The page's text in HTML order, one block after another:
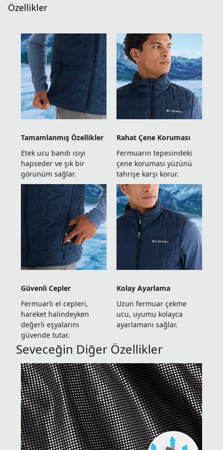
Özellikler
Tamamlanmış Özellikler
Etek ucu bandı ısıyı
hapseder ve şık bir
görünüm sağlar.
Rahat Çene Koruması
Fermuarın tepesindeki
çene koruması yüzünü
tahrişe karşı korur.
Güvenli Cepler
Fermuarlı el cepleri,
hareket halindeyken
değerli eşyalarını
güvende tutar.
Kolay Ayarlama
Uzun fermuar çekme
ucu, uyumu kolayca
ayarlamanı sağlar.
Seveceğin Diğer Özellikler